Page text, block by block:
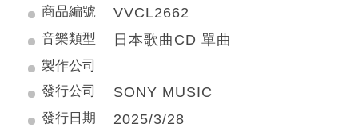
商品編號 VVCL2662
音樂類型 日本歌曲CD 單曲
製作公司
發行公司
SONY MUSIC
發行日期 2025/3/28